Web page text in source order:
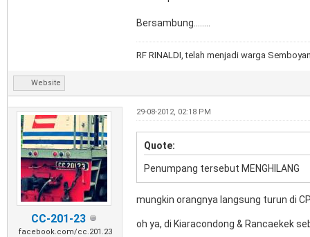
Bersambung........
RF RINALDI, telah menjadi warga
Website
CC-201-23
facebook.com/cc.201.23
29-08-2012, 02:18 PM
Quote:
Penumpang tersebut MENGHILANG
mungkin orangnya langsung turun di
oh ya, di Kiaracondong & Rancaekek